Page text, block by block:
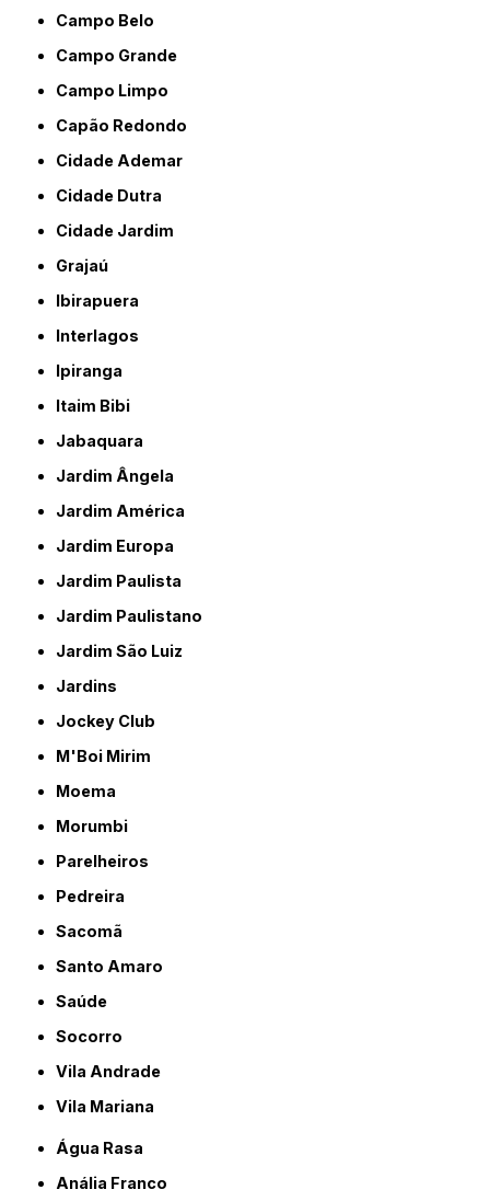
Campo Belo
Campo Grande
Campo Limpo
Capão Redondo
Cidade Ademar
Cidade Dutra
Cidade Jardim
Grajaú
Ibirapuera
Interlagos
Ipiranga
Itaim Bibi
Jabaquara
Jardim Ângela
Jardim América
Jardim Europa
Jardim Paulista
Jardim Paulistano
Jardim São Luiz
Jardins
Jockey Club
M'Boi Mirim
Moema
Morumbi
Parelheiros
Pedreira
Sacomã
Santo Amaro
Saúde
Socorro
Vila Andrade
Vila Mariana
Água Rasa
Anália Franco